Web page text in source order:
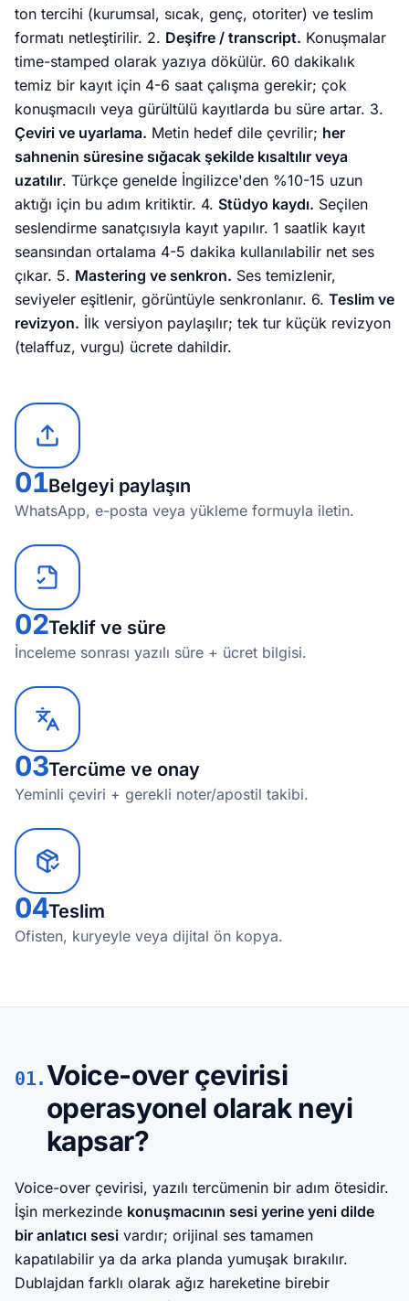
ton tercihi (kurumsal, sıcak, genç, otoriter) ve teslim
formatı netleştirilir. 2. Deşifre / transcript. Konuşmalar
time-stamped olarak yazıya dökülür. 60 dakikalık
temiz bir kayıt için 4-6 saat çalışma gerekir; çok
konuşmacılı veya gürültülü kayıtlarda bu süre artar. 3.
Çeviri ve uyarlama. Metin hedef dile çevrilir; her
sahnenin süresine sığacak şekilde kısaltılır veya
uzatılır. Türkçe genelde İngilizce'den %10-15 uzun
aktığı için bu adım kritiktir. 4. Stüdyo kaydı. Seçilen
seslendirme sanatçısıyla kayıt yapılır. 1 saatlik kayıt
seansından ortalama 4-5 dakika kullanılabilir net ses
çıkar. 5. Mastering ve senkron. Ses temizlenir,
seviyeler eşitlenir, görüntüyle senkronlanır. 6. Teslim ve
revizyon. İlk versiyon paylaşılır; tek tur küçük revizyon
(telaffuz, vurgu) ücrete dahildir.
01Belgeyi paylaşın
WhatsApp, e-posta veya yükleme formuyla iletin.
02Teklif ve süre
İnceleme sonrası yazılı süre + ücret bilgisi.
03Tercüme ve onay
Yeminli çeviri + gerekli noter/apostil takibi.
04Teslim
Ofisten, kuryeyle veya dijital ön kopya.
01.Voice-over çevirisi
operasyonel olarak neyi
kapsar?
Voice-over çevirisi, yazılı tercümenin bir adım ötesidir.
İşin merkezinde konuşmacının sesi yerine yeni dilde
bir anlatıcı sesi vardır; orijinal ses tamamen
kapatılabilir ya da arka planda yumuşak bırakılır.
Dublajdan farklı olarak ağız hareketine birebir